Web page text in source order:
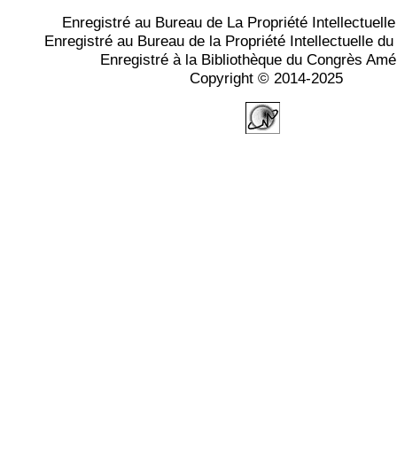
Enregistré au Bureau de La Propriété
Enregistré au Bureau de la Propriété Intellectuelle
Enregistré à la Bibliothèque du Congrès
Copyright © 2014-2025